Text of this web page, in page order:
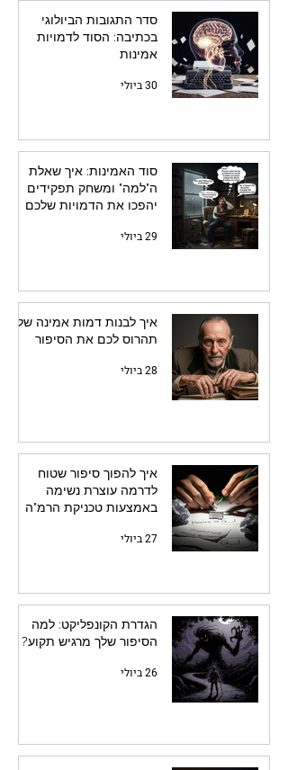
סדר התגובות הביולוגי
בכתיבה: הסוד לדמויות
אמינות
30 ביולי
סוד האמינות: איך שאלת
ה"למה" ומשחק תפקידים
יהפכו את הדמויות שלכם
29 ביולי
איך לבנות דמות אמינה שלא
תהרוס לכם את הסיפור
28 ביולי
איך להפוך סיפור שטוח
לדרמה עוצרת נשימה
באמצעות טכניקת הרמ"ה
27 ביולי
הגדרת הקונפליקט: למה
הסיפור שלך מרגיש תקוע?
26 ביולי